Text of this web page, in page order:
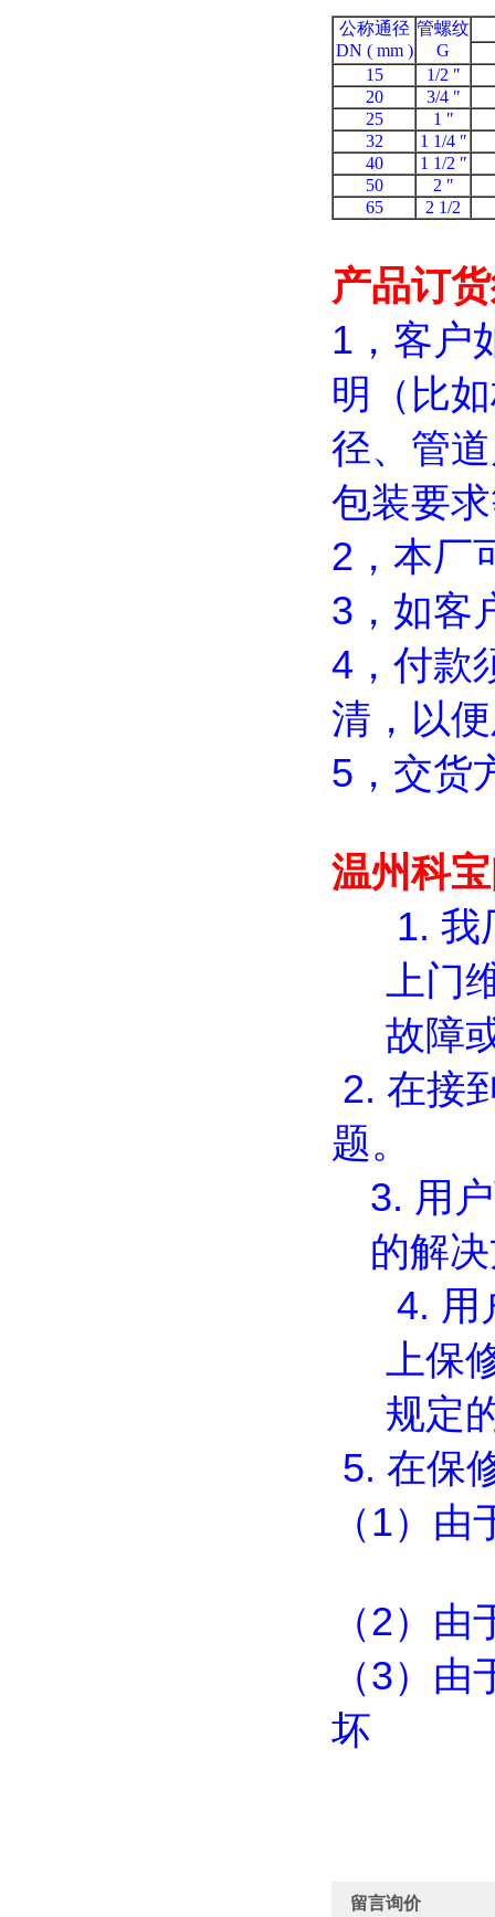
公称通径
DN ( mm )
管螺纹
G
15
1/2 ″
20
3/4 ″
25
1 ″
32
1 1/4 ″
40
1 1/2 ″
50
2 ″
65
2 1/2
产品订
1，客户
明（比
径、管
包装要
2，本厂
3，如客
4，付款
清，以
5，交货
温州科
1. 我
上门
故障
2. 在接
题。
3. 用
的解
4. 用
上保
规定
5. 在保
（1）由
（2）由
（3）由
坏
留言询价